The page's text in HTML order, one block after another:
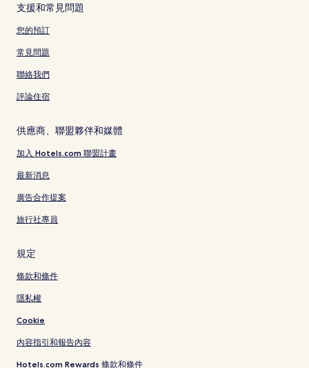
支援和常見問題
您的預訂
常見問題
聯絡我們
評論住宿
供應商、聯盟夥伴和媒體
加入 Hotels.com 聯盟計畫
最新消息
廣告合作提案
旅行社專員
規定
條款和條件
隱私權
Cookie
內容指引和報告內容
Hotels.com Rewards 條款和條件